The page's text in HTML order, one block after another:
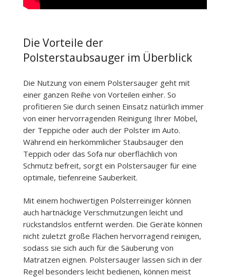
Die Vorteile der
Polsterstaubsauger im Überblick
Die Nutzung von einem Polstersauger geht mit
einer ganzen Reihe von Vorteilen einher. So
profitieren Sie durch seinen Einsatz natürlich immer
von einer hervorragenden Reinigung Ihrer Möbel,
der Teppiche oder auch der Polster im Auto.
Während ein herkömmlicher Staubsauger den
Teppich oder das Sofa nur oberflächlich von
Schmutz befreit, sorgt ein Polstersauger für eine
optimale, tiefenreine Sauberkeit.
Mit einem hochwertigen Polsterreiniger können
auch hartnäckige Verschmutzungen leicht und
rückstandslos entfernt werden. Die Geräte können
nicht zuletzt große Flächen hervorragend reinigen,
sodass sie sich auch für die Säuberung von
Matratzen eignen. Polstersauger lassen sich in der
Regel besonders leicht bedienen, können meist